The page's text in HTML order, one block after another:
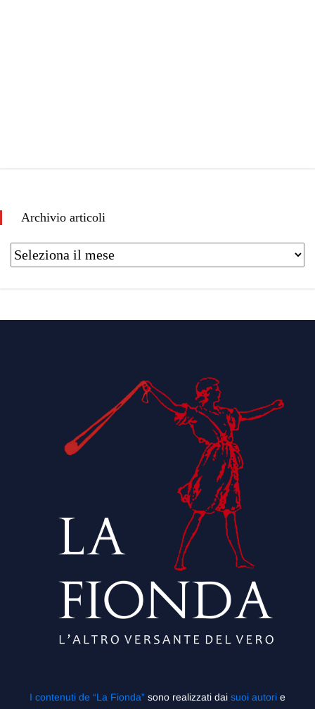
Archivio articoli
I contenuti de “La Fionda” sono realizzati dai suoi autori e